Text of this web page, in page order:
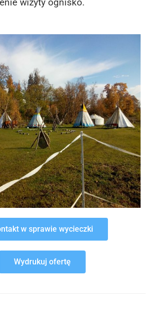
wizyty ognisko.
w sprawie wycieczki
Wydrukuj ofertę